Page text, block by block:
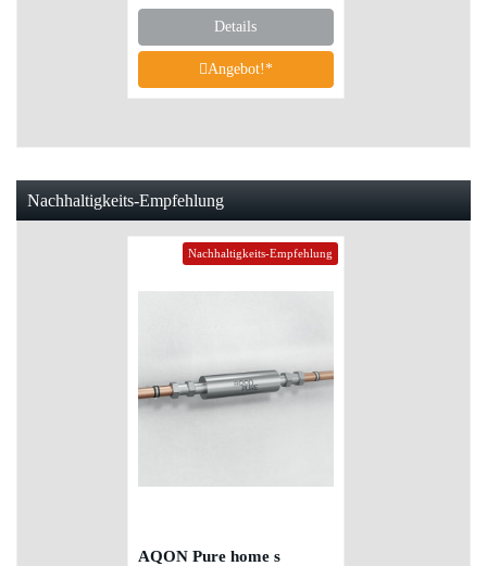
Details
Angebot!*
Nachhaltigkeits-Empfehlung
Nachhaltigkeits-Empfehlung
AQON Pure home s